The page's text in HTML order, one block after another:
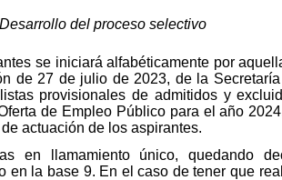
del proceso selectivo
se iniciará alfabéticamente por
de 27 de julio de 2023, de la
provisionales de admitidos y
de Empleo Público para el año
actuación de los aspirantes.
en llamamiento único, quedando
la base 9. En el caso de tener que